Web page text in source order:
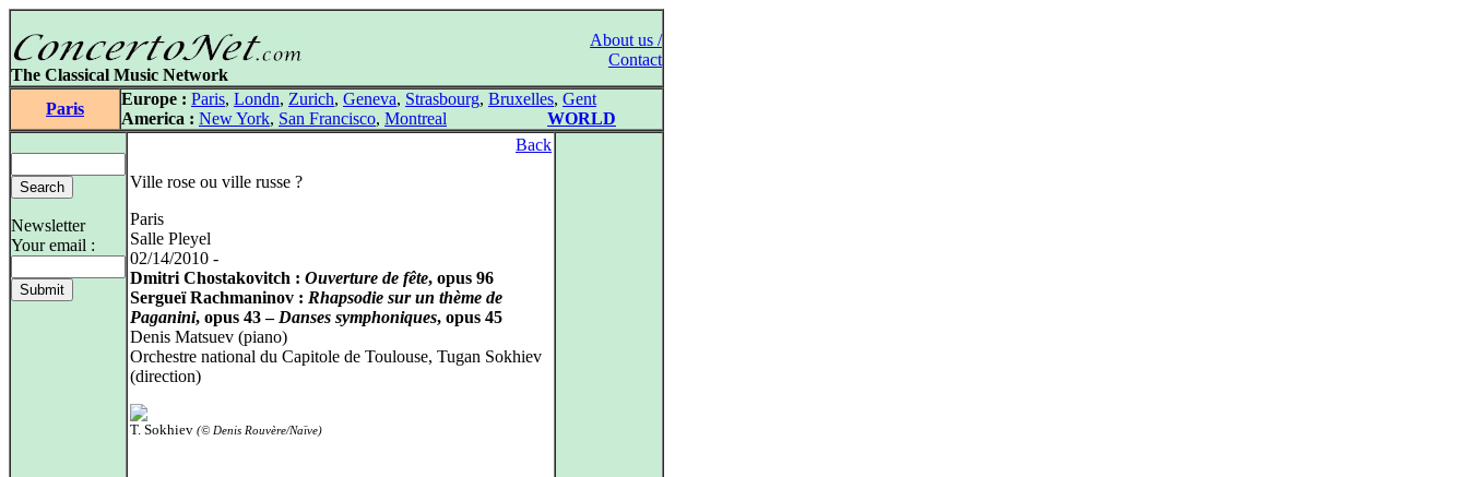
About us /
Contact
The Classical Music Network
Paris
Europe : Paris, Londn, Zurich, Geneva, Strasbourg, Bruxelles, Gent
America : New York, San Francisco, Montreal WORLD
Newsletter
Your email :
Back
Ville rose ou ville russe ?
Paris
Salle Pleyel
02/14/2010 -
Dmitri Chostakovitch : Ouverture de fête, opus 96
Sergueï Rachmaninov : Rhapsodie sur un thème de
Paganini, opus 43 – Danses symphoniques, opus 45
Denis Matsuev (piano)
Orchestre national du Capitole de Toulouse, Tugan Sokhiev
(direction)
T. Sokhiev (© Denis Rouvère/Naïve)